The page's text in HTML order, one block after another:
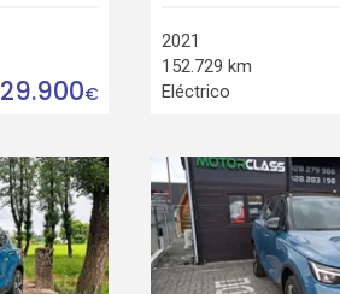
29.900€
2021
152.729 km
Eléctrico